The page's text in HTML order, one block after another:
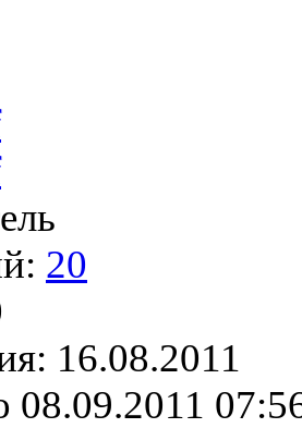
20
16.08.2011
08.09.2011